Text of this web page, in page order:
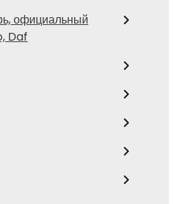
официальный
Daf